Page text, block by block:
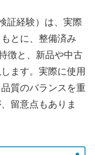
証経験）は、実際
とに、整備済み
徴と、新品や中古
ます。実際に使用
質のバランスを重
留意点もありま